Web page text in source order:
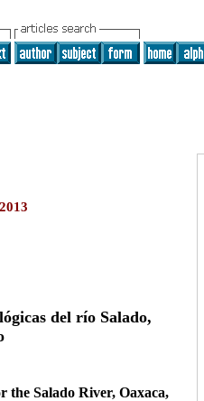
del río Salado,
Salado River, Oaxaca,